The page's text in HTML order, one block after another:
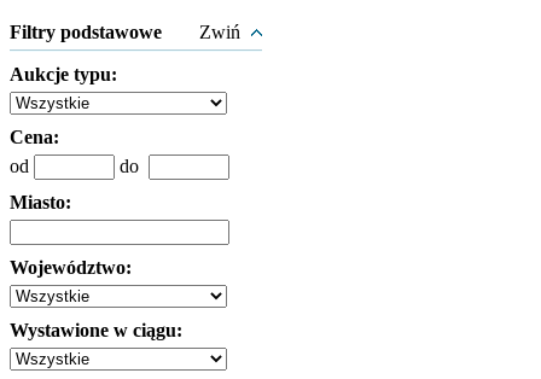
Filtry podstawowe Zwiń
Aukcje typu:
Cena:
od
do
Miasto:
Województwo:
Wystawione w ciągu: